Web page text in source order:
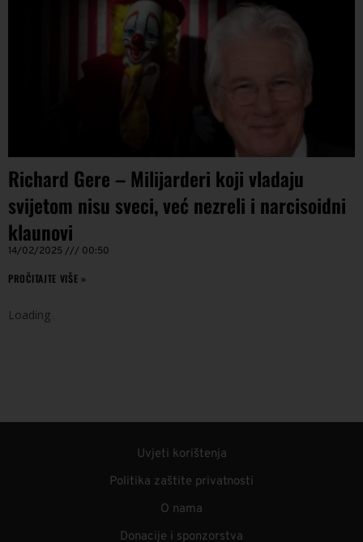
Richard Gere – Milijarderi koji vladaju
svijetom nisu sveci, već nezreli i narcisoidni
klaunovi
14/02/2025 00:50
PROČITAJTE VIŠE »
Loading
Uvjeti korištenja
Politika zaštite privatnosti
O nama
Donacije i sponzorstva